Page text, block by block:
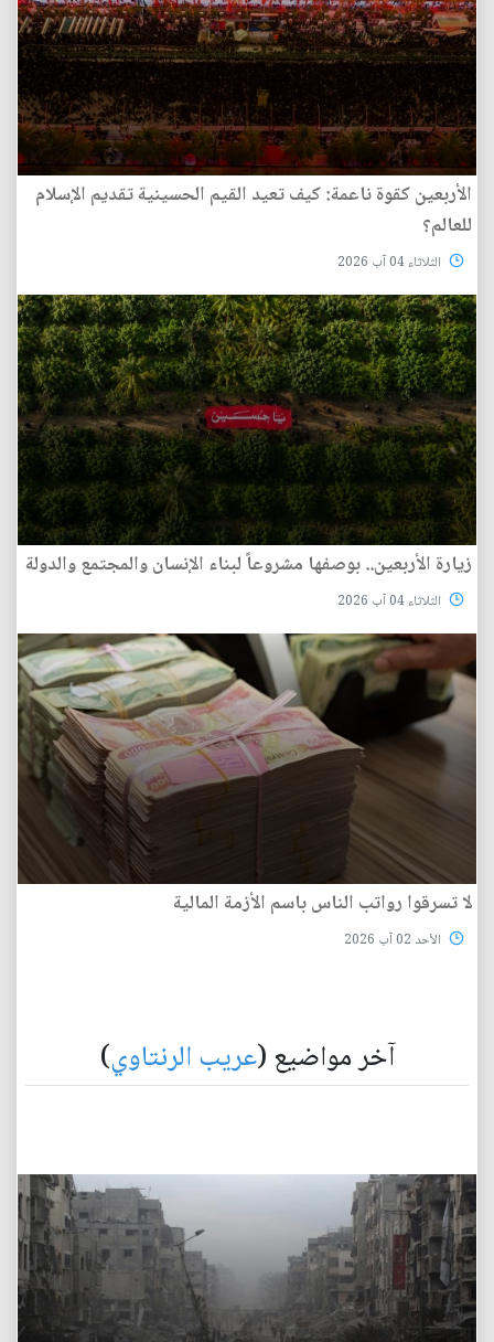
الأربعين كقوة ناعمة: كيف تعيد القيم الحسينية تقديم الإسلام
للعالم؟
الثلاثاء 04 آب 2026
زيارة الأربعين.. بوصفها مشروعاً لبناء الإنسان والمجتمع والدولة
الثلاثاء 04 آب 2026
لا تسرقوا رواتب الناس باسم الأزمة المالية
الأحد 02 آب 2026
آخر مواضيع (عريب الرنتاوي)